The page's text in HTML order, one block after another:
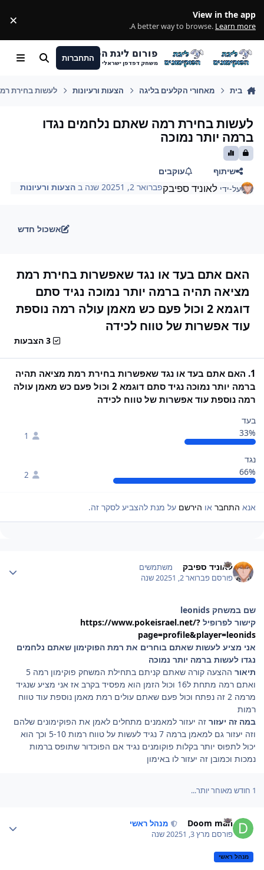
View in the app
A better way to browse. Learn more
.
×
פורום ליגת הפוקימונים
משחק דפדפן ישראלי
התחברות חיפוש Menu
בית מאחורי הקלעים בליגה הצעות ורעיונות לעשות בחירת
לעשות בחירת רמה שאתם נלחמים נגדו
ברמה יותר נמוכה
שיתוף
עוקבים
על-ידילאוניד ספיבקפברואר 2, 2025 1 שנה בהצעות ורעיונות
אשכול חדש
האם אתם בעד או נגד שאפשרות בחירת רמת
מציאה תהיה ברמה יותר נמוכה נגיד סתם
דוגמא 2 וכול פעם כש מאמן עולה רמה נוספת
עוד אפשרות של טווח לכידה
3 הצבעות
1. האם אתם בעד או נגד שאפשרות בחירת רמת מציאה תהיה
ברמה יותר נמוכה נגיד סתם דוגמא 2 וכול פעם כש מאמן עולה
רמה נוספת עוד אפשרות של טווח לכידה
בעד
33%
1
נגד
66%
2
אנא התחבר או הירשם על מנת להצביע לסקר זה.
לאוניד ספיבק משתמשים
פורסםפברואר 2, 2025 1 שנה
שם במשחק leonids
קישור לפרופיל https://www.pokeisrael.net/?
page=profile&player=leonids
אני מציע לעשות שאתם בוחרים את רמת הפוקימון שאתם נלחמים
נגדו לעשות ברמה יותר נמוכה
תיאור
ההצעה קורה שאתם קניתם בתחילת המשחק פוקימון רמה 5
ואתם רמה מתחת ל16 וכול הזמן הוא מפסיד בקרב אז אני מציע שנגיד
מרמה 2 זה נפתח וכול פעם שאתם עולים רמת מאמן נוספת עוד טווח
רמות
במה זה יעזור זה יעזור למאמנים מתחלים לאמן את הפוקימונים שלהם
וזה יעזור גם למאמן ברמה 7 נגיד לעשות על טווח רמות 5-10 וכך הוא
יכול לתפוס יותר בקלות פוקומנים נגיד אם הפוכדור שתופס ברמות
נמכות וכמובן זה יעזור לו באימון
1 חודש מאוחר יותר...
Doom man מנהל ראשי
פורסם מרץ 3, 2025 1 שנה
מנהל ראשי